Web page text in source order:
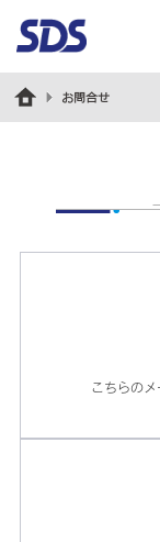
お問合せ
こちらのメ